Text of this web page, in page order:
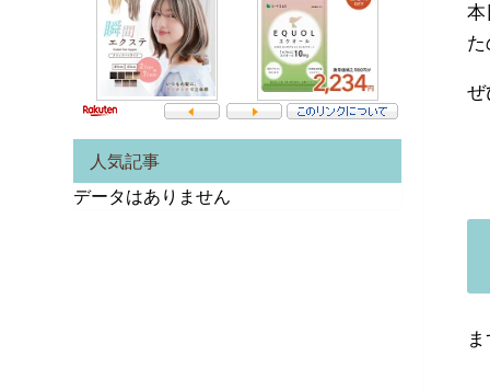
本
た
ぜ
人気記事
データはありません